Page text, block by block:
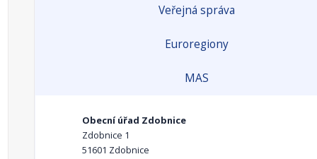
Veřejná správa
Euroregiony
MAS
Obecní úřad Zdobnice
Zdobnice 1
51601 Zdobnice